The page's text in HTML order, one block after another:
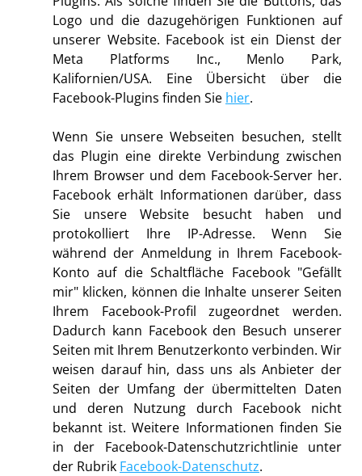
Logo und die dazugehörigen Funktionen auf
unserer Website. Facebook ist ein Dienst der
Meta Platforms Inc., Menlo Park,
Kalifornien/USA. Eine Übersicht über die
Facebook-Plugins finden Sie hier.
Wenn Sie unsere Webseiten besuchen, stellt
das Plugin eine direkte Verbindung zwischen
Ihrem Browser und dem Facebook-Server her.
Facebook erhält Informationen darüber, dass
Sie unsere Website besucht haben und
protokolliert Ihre IP-Adresse. Wenn Sie
während der Anmeldung in Ihrem Facebook-
Konto auf die Schaltfläche Facebook "Gefällt
mir" klicken, können die Inhalte unserer Seiten
Ihrem Facebook-Profil zugeordnet werden.
Dadurch kann Facebook den Besuch unserer
Seiten mit Ihrem Benutzerkonto verbinden. Wir
weisen darauf hin, dass uns als Anbieter der
Seiten der Umfang der übermittelten Daten
und deren Nutzung durch Facebook nicht
bekannt ist. Weitere Informationen finden Sie
in der Facebook-Datenschutzrichtlinie unter
der Rubrik Facebook-Datenschutz.